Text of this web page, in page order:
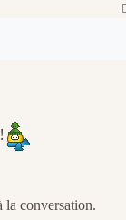
conversation.